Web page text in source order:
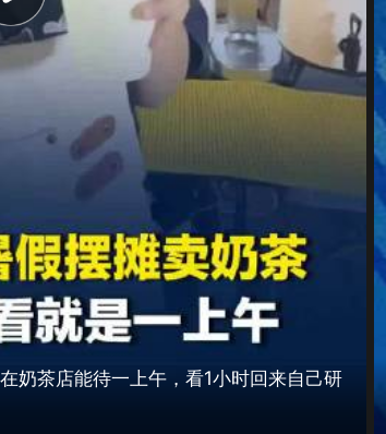
奶茶店能待一上午，看1小时回来自己研